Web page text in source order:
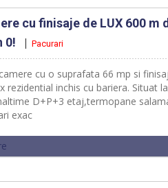
cu finisaje de LUX 600 m
0!
Pacurari
cu o suprafata 66 mp si
rezidential inchis cu bariera. Situat
D+P+3 etaj,termopane
exac